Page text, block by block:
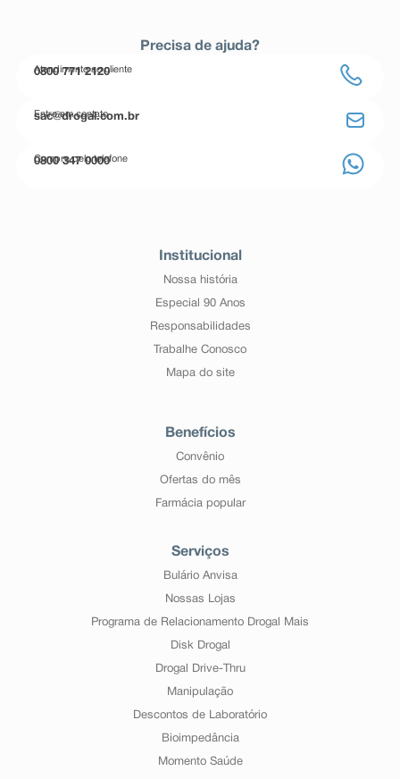
Precisa de ajuda?
Atendimento ao cliente
0800 771 2120
Entre em contato
sac@drogal.com.br
Compre pelo telefone
0800 347 0000
Institucional
Nossa história
Especial 90 Anos
Responsabilidades
Trabalhe Conosco
Mapa do site
Benefícios
Convênio
Ofertas do mês
Farmácia popular
Serviços
Bulário Anvisa
Nossas Lojas
Programa de Relacionamento Drogal Mais
Disk Drogal
Drogal Drive-Thru
Manipulação
Descontos de Laboratório
Bioimpedância
Momento Saúde